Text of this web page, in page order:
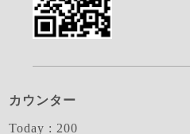
カウンター
Today : 200